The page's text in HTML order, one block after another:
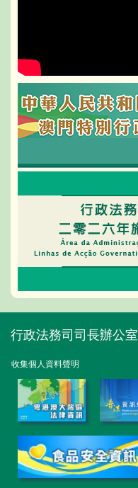
行政法務司司長辦公室
收集個人資料聲明